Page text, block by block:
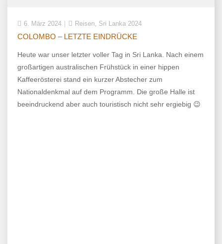
6. März 2024 Reisen Sri Lanka 2024
COLOMBO – LETZTE EINDRÜCKE
Heute war unser letzter voller Tag in Sri Lanka. Nach einem
großartigen australischen Frühstück in einer hippen
Kaffeerösterei stand ein kurzer Abstecher zum
Nationaldenkmal auf dem Programm. Die große Halle ist
beeindruckend aber auch touristisch nicht sehr ergiebig 😉